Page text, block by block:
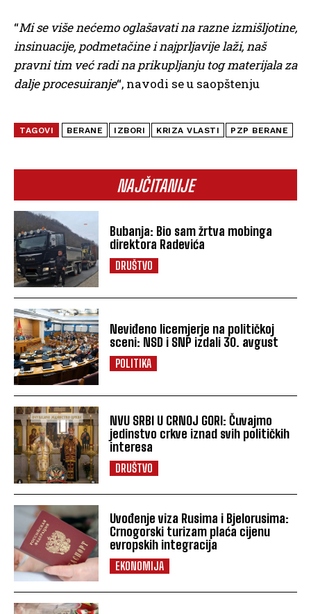
NAJČITANIJE
Bubanja: Bio sam žrtva mobinga
direktora Radevića
DRUŠTVO
Neviđeno licemjerje na političkoj
sceni: NSD i SNP izdali 30. avgust
POLITIKA
NVU SRBI U CRNOJ GORI: Čuvajmo
jedinstvo crkve iznad svih političkih
interesa
DRUŠTVO
Uvođenje viza Rusima i Bjelorusima:
Crnogorski turizam plaća cijenu
evropskih integracija
EKONOMIJA
“Mi se više nećemo oglašavati na razne izmišljotine,
insinuacije, podmetačine i najprljavije laži, naš
pravni tim već radi na prikupljanju tog materijala za
dalje procesuiranje“, navodi se u saopštenju
TAGOVI BERANE IZBORI KRIZA VLASTI PZP BERANE